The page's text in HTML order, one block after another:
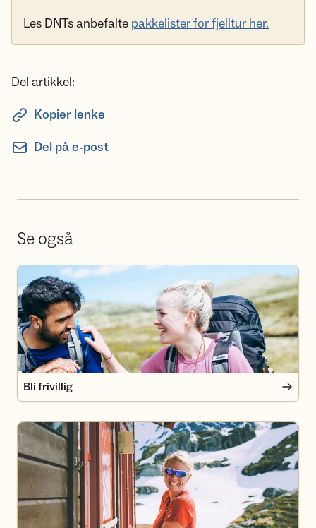
Les DNTs anbefalte pakkelister for fjelltur her.
Del artikkel:
Kopier lenke
Del på e-post
Se også
Bli frivillig
Bli frivillig
Bli medlem